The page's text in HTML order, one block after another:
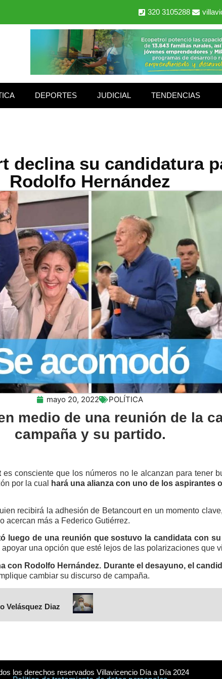
320 3105288
DEPORTES JUDICIAL TENDENCIAS
declina su candidatura
Rodolfo Hernández
mayo 20, 2022 POLÍTICA
medio de una reunión de la
campaña y su partido.
es consciente que los números no le alcanzan para tener
por la cual
hará una alianza con uno de los aspirantes
recibirá la adhesión de Betancourt en un momento
acercan más a Federico Gutiérrez.
luego de una reunión que sostuvo la candidata con
una opción que esté lejos de las polarizaciones que
con Rodolfo Hernández. Durante el desayuno, el
cambiar su discurso de campaña.
Velásquez Diaz
los derechos reservados Villavicencio Día a Día 2024